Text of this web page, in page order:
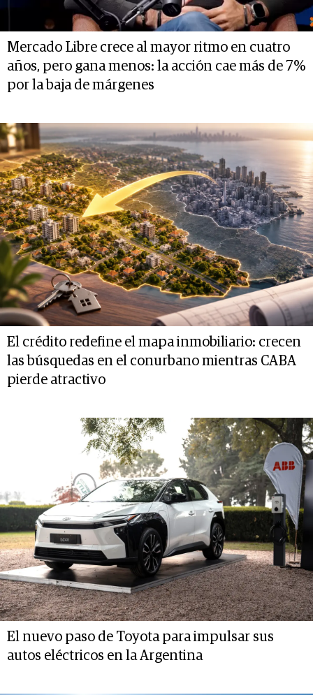
Mercado Libre crece al mayor ritmo en cuatro
años, pero gana menos: la acción cae más de 7%
por la baja de márgenes
El crédito redefine el mapa inmobiliario: crecen
las búsquedas en el conurbano mientras CABA
pierde atractivo
El nuevo paso de Toyota para impulsar sus
autos eléctricos en la Argentina